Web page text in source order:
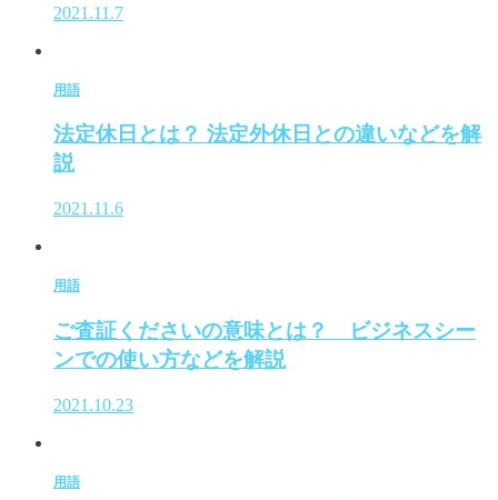
2021.11.7
用語
法定休日とは？ 法定外休日との違いなどを解
説
2021.11.6
用語
ご査証くださいの意味とは？ ビジネスシー
ンでの使い方などを解説
2021.10.23
用語